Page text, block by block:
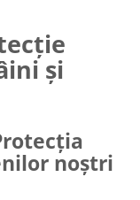
și
noștri